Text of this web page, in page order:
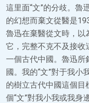
這里面“文”的分歧。魯
的幻想而棄文從醫是
魯迅在棄醫從文時，以
它，完整不克不及接收
一個古代中國。魯迅所
國。我的“文”對于我小
的樹立古代中國這個
個“文”對我小我或我身